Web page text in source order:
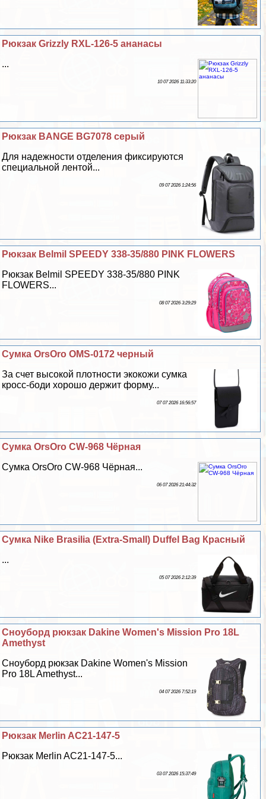
Рюкзак Grizzly RXL-126-5 ананасы
...
10 07 2026 11:33:20
Рюкзак BANGE BG7078 серый
Для надежности отделения фиксируются
специальной лентой...
09 07 2026 1:24:56
Рюкзак Belmil SPEEDY 338-35/880 PINK FLOWERS
Рюкзак Belmil SPEEDY 338-35/880 PINK
FLOWERS...
08 07 2026 3:29:29
Сумка OrsOro OMS-0172 черный
За счет высокой плотности экокожи сумка
кросс-боди хорошо держит форму...
07 07 2026 16:56:57
Сумка OrsOro CW-968 Чёрная
Сумка OrsOro CW-968 Чёрная...
06 07 2026 21:44:32
Сумка Nike Brasilia (Extra-Small) Duffel Bag Красный
...
05 07 2026 2:12:39
Сноуборд рюкзак Dakine Women's Mission Pro 18L
Amethyst
Сноуборд рюкзак Dakine Women's Mission
Pro 18L Amethyst...
04 07 2026 7:52:19
Рюкзак Merlin AC21-147-5
Рюкзак Merlin AC21-147-5...
03 07 2026 15:37:49